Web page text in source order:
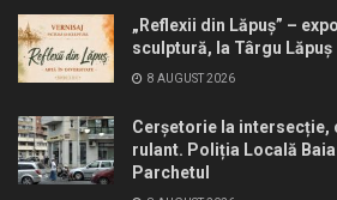
„Reflexii din Lăpuș” –
sculptură, la Târgu Lăpuș
8 AUGUST 2026
Cerșetorie la intersecție,
rulant. Poliția Locală
Parchetul